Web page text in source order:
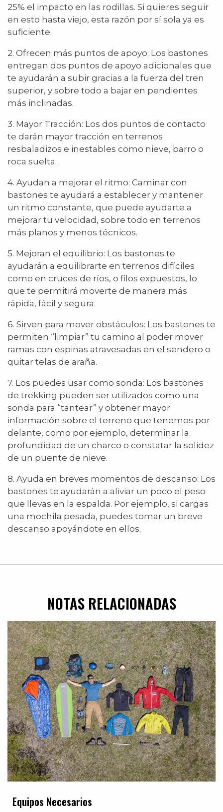
25% el impacto en las rodillas. Si quieres seguir
en esto hasta viejo, esta razón por sí sola ya es
suficiente.
2. Ofrecen más puntos de apoyo: Los bastones
entregan dos puntos de apoyo adicionales que
te ayudarán a subir gracias a la fuerza del tren
superior, y sobre todo a bajar en pendientes
más inclinadas.
3. Mayor Tracción: Los dos puntos de contacto
te darán mayor tracción en terrenos
resbaladizos e inestables como nieve, barro o
roca suelta.
4. Ayudan a mejorar el ritmo: Caminar con
bastones te ayudará a establecer y mantener
un ritmo constante, que puede ayudarte a
mejorar tu velocidad, sobre todo en terrenos
más planos y menos técnicos.
5. Mejoran el equilibrio: Los bastones te
ayudarán a equilibrarte en terrenos difíciles
como en cruces de ríos, o filos expuestos, lo
que te permitirá moverte de manera más
rápida, fácil y segura.
6. Sirven para mover obstáculos: Los bastones te
permiten “limpiar” tu camino al poder mover
ramas con espinas atravesadas en el sendero o
quitar telas de araña.
7. Los puedes usar como sonda: Los bastones
de trekking pueden ser utilizados como una
sonda para “tantear” y obtener mayor
información sobre el terreno que tenemos por
delante, como por ejemplo, determinar la
profundidad de un charco o constatar la solidez
de un puente de nieve.
8. Ayuda en breves momentos de descanso: Los
bastones te ayudarán a aliviar un poco el peso
que llevas en la espalda. Por ejemplo, si cargas
una mochila pesada, puedes tomar un breve
descanso apoyándote en ellos.
NOTAS RELACIONADAS
Equipos Necesarios